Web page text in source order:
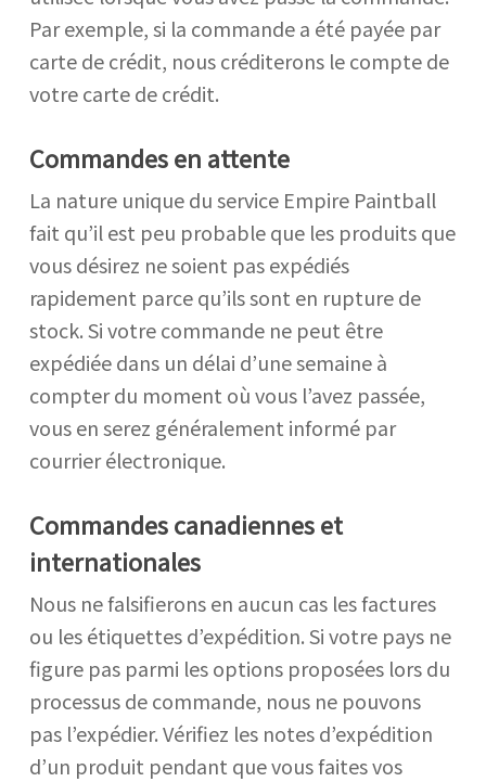
Par exemple, si la commande a été payée par
carte de crédit, nous créditerons le compte de
votre carte de crédit.
Commandes en attente
La nature unique du service Empire Paintball
fait qu’il est peu probable que les produits que
vous désirez ne soient pas expédiés
rapidement parce qu’ils sont en rupture de
stock. Si votre commande ne peut être
expédiée dans un délai d’une semaine à
compter du moment où vous l’avez passée,
vous en serez généralement informé par
courrier électronique.
Commandes canadiennes et
internationales
Nous ne falsifierons en aucun cas les factures
ou les étiquettes d’expédition. Si votre pays ne
figure pas parmi les options proposées lors du
processus de commande, nous ne pouvons
pas l’expédier. Vérifiez les notes d’expédition
d’un produit pendant que vous faites vos